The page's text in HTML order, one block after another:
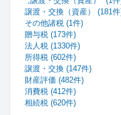
譲渡・交換（資産） (181
その他諸税 (1件)
贈与税 (173件)
法人税 (1330件)
所得税 (602件)
譲渡・交換 (147件)
財産評価 (482件)
消費税 (412件)
相続税 (620件)